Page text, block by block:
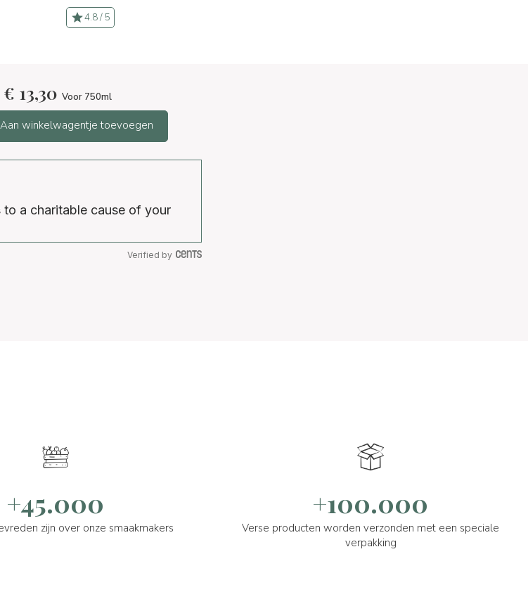
4.8 / 5
€ 13,30 Voor 750ml
Aan winkelwagentje toevoegen
a charitable cause of your
Verified by
+45.000
zijn over onze smaakmakers
+100.000
Verse producten worden verzonden met een speciale
verpakking